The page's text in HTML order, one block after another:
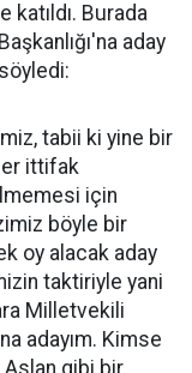
katıldı. Burada
aday
tabii ki yine bir
ittifak
için
böyle bir
oy alacak aday
taktiriyle yani
Milletvekili
adayım. Kimse
Aslan gibi bir